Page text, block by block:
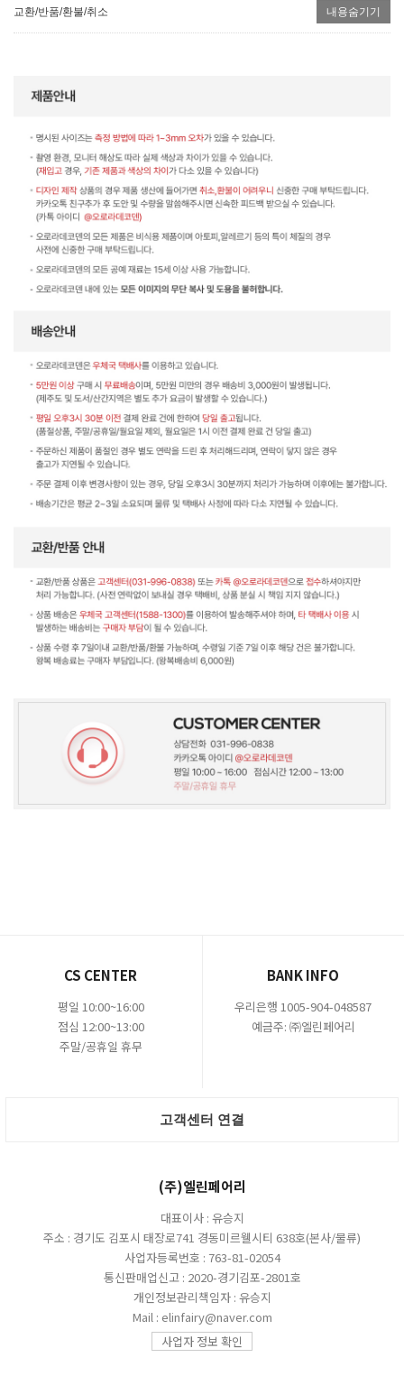
교환/반품/환불/취소 내용숨기기
CS CENTER
평일 10:00~16:00
점심 12:00~13:00
주말/공휴일 휴무
BANK INFO
우리은행 1005-904-048587
예금주: ㈜엘린페어리
고객센터 연결
(주)엘린페어리
대표이사 : 유승지
주소 : 경기도 김포시 태장로741 경동미르웰시티 638호(본사/물류)
사업자등록번호 : 763-81-02054
통신판매업신고 : 2020-경기김포-2801호
개인정보관리책임자 : 유승지
Mail : elinfairy@naver.com
사업자 정보 확인